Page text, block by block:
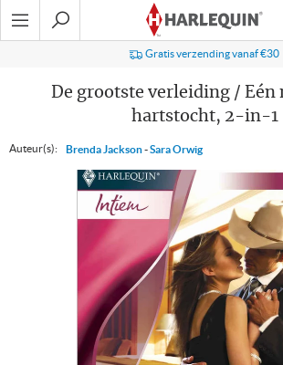
Ga
naar
Gratis verzending vanaf €30
De grootste verleiding / Eén
hartstocht, 2-in-1
Auteur(s): Brenda Jackson-Sara Orwig